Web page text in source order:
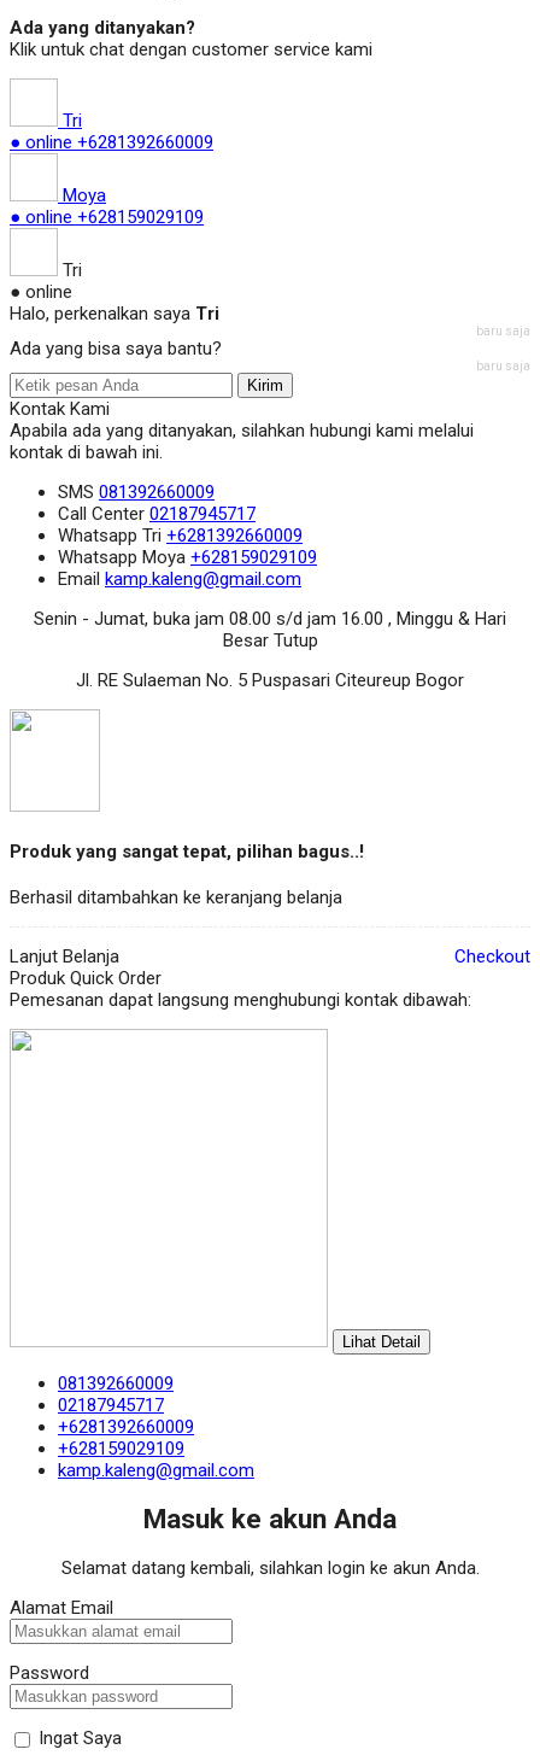
Ada yang ditanyakan?
Klik untuk chat dengan customer service kami
Tri
● online +6281392660009
Moya
● online +628159029109
Tri
● online
Halo, perkenalkan saya Tri
baru saja
Ada yang bisa saya bantu?
baru saja
Kirim
Kontak Kami
Apabila ada yang ditanyakan, silahkan hubungi kami melalui
kontak di bawah ini.
SMS 081392660009
Call Center 02187945717
Whatsapp Tri +6281392660009
Whatsapp Moya +628159029109
Email kamp.kaleng@gmail.com
Senin - Jumat, buka jam 08.00 s/d jam 16.00 , Minggu & Hari
Besar Tutup
Jl. RE Sulaeman No. 5 Puspasari Citeureup Bogor
Produk yang sangat tepat, pilihan bagus..!
Berhasil ditambahkan ke keranjang belanja
Lanjut Belanja
Checkout
Produk Quick Order
Pemesanan dapat langsung menghubungi kontak dibawah:
Lihat Detail
081392660009
02187945717
+6281392660009
+628159029109
kamp.kaleng@gmail.com
Masuk ke akun Anda
Selamat datang kembali, silahkan login ke akun Anda.
Alamat Email
Password
Ingat Saya